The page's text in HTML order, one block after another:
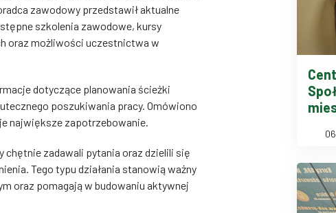
zawodowy przedstawił aktualne
szkolenia zawodowe, kursy
oraz możliwości uczestnictwa w
dotyczące planowania ścieżki
poszukiwania pracy. Omówiono
największe zapotrzebowanie.
chętnie zadawali pytania oraz dzielili się
Tego typu działania stanowią ważny
oraz pomagają w budowaniu aktywnej